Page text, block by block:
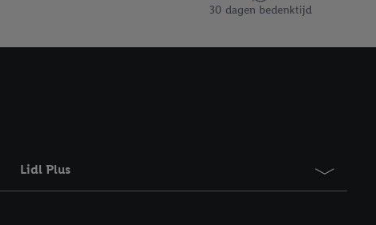
30 dagen bedenktijd
Lidl Plus